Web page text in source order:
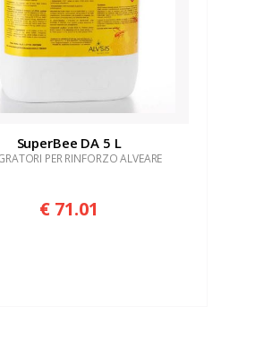
SuperBee DA 5 L
PER RINFORZO ALVEARE
€ 71.01